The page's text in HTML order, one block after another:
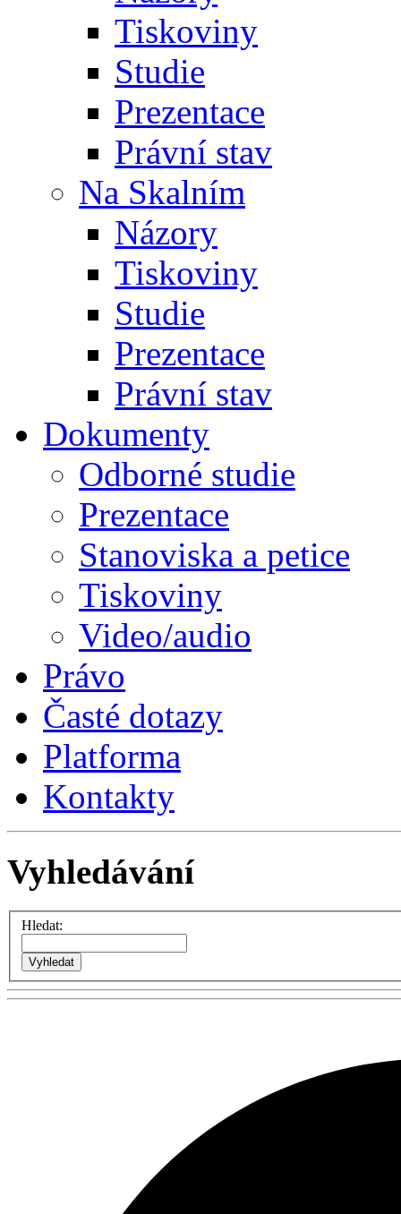
Tiskoviny
Studie
Prezentace
Právní stav
Na Skalním
Názory
Tiskoviny
Studie
Prezentace
Právní stav
Dokumenty
Odborné studie
Prezentace
Stanoviska a petice
Tiskoviny
Video/audio
Právo
Časté dotazy
Platforma
Kontakty
Vyhledávání
Hledat: